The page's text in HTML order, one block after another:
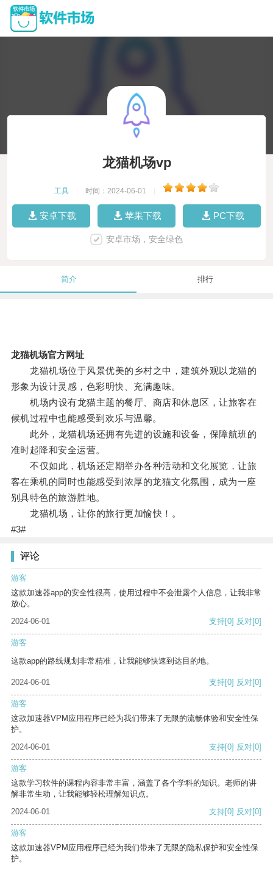
龙猫机场vp
工具 时间：2024-06-01
安卓下载 苹果下载 PC下载
安卓市场，安全绿色
简介 排行
龙猫机场官方网址
龙猫机场位于风景优美的乡村之中，建筑外观以龙猫的
形象为设计灵感，色彩明快、充满趣味。
机场内设有龙猫主题的餐厅、商店和休息区，让旅客在
候机过程中也能感受到欢乐与温馨。
此外，龙猫机场还拥有先进的设施和设备，保障航班的
准时起降和安全运营。
不仅如此，机场还定期举办各种活动和文化展览，让旅
客在乘机的同时也能感受到浓厚的龙猫文化氛围，成为一座
别具特色的旅游胜地。
龙猫机场，让你的旅行更加愉快！。
#3#
评论
游客
这款加速器app的安全性很高，使用过程中不会泄露个人信息，让我非常
放心。
2024-06-01
支持[0] 反对[0]
游客
这款app的路线规划非常精准，让我能够快速到达目的地。
2024-06-01 支持[0] 反对[0]
游客
这款加速器VPM应用程序已经为我们带来了无限的流畅体验和安全性保
护。
2024-06-01
支持[0] 反对[0]
游客
这款学习软件的课程内容非常丰富，涵盖了各个学科的知识。老师的讲
解非常生动，让我能够轻松理解知识点。
2024-06-01
支持[0] 反对[0]
游客
这款加速器VPM应用程序已经为我们带来了无限的隐私保护和安全性保
护。